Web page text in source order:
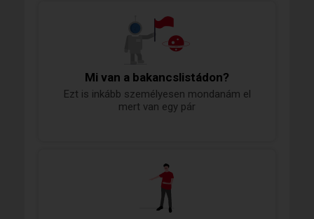
Mi van a bakancslistádon?
Ezt is inkább személyesen mondanám el
mert van egy pár